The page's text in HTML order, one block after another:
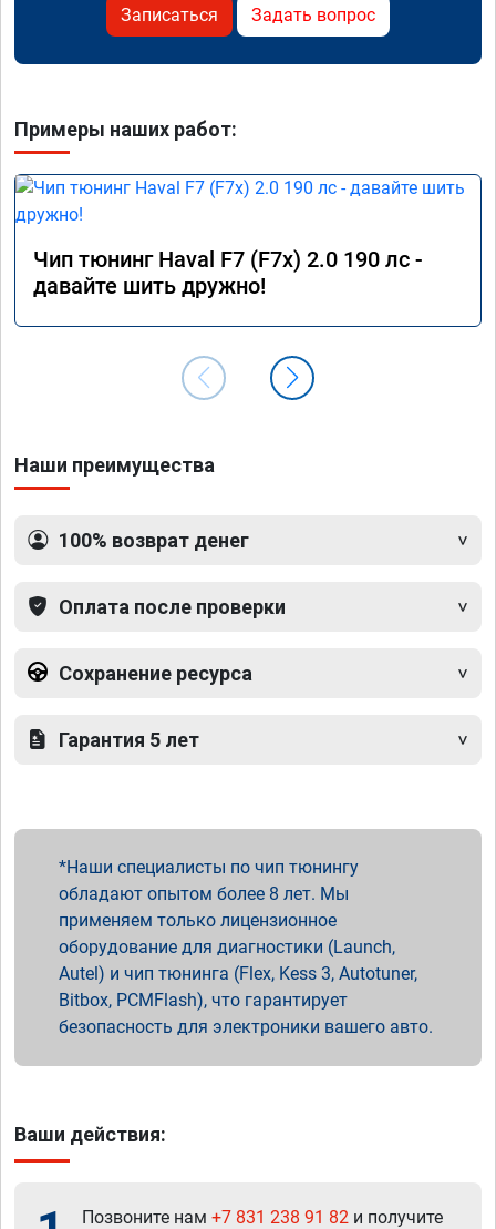
Записаться Задать вопрос
Примеры наших работ:
Чип тюнинг Haval F7 (F7x) 2.0 190 лс -
давайте шить дружно!
Наши преимущества
100% возврат денег
Оплата после проверки
Сохранение ресурса
Гарантия 5 лет
Наши специалисты по чип тюнингу
обладают опытом более 8 лет. Мы
применяем только лицензионное
оборудование для диагностики (Launch,
Autel) и чип тюнинга (Flex, Kess 3, Autotuner,
Bitbox, PCMFlash), что гарантирует
безопасность для электроники вашего авто.
Ваши действия:
Позвоните нам +7 831 238 91 82 и получите